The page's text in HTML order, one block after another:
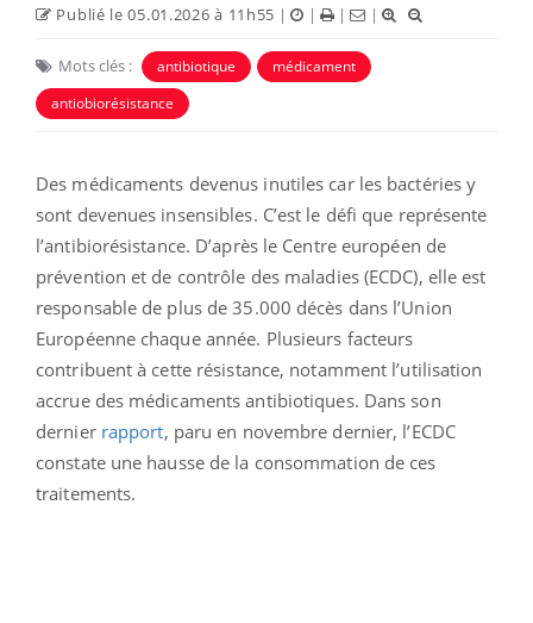
Publié le 05.01.2026 à 11h55 | | | |
Mots clés : antibiotique
médicament
antiobiorésistance
Des médicaments devenus inutiles car les bactéries y
sont devenues insensibles. C’est le défi que représente
l’antibiorésistance. D’après le Centre européen de
prévention et de contrôle des maladies (ECDC), elle est
responsable de plus de 35.000 décès dans l’Union
Européenne chaque année. Plusieurs facteurs
contribuent à cette résistance, notamment l’utilisation
accrue des médicaments antibiotiques. Dans son
dernier rapport, paru en novembre dernier, l’ECDC
constate une hausse de la consommation de ces
traitements.